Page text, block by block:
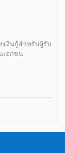
เงินกู้สำหรับผู้รับ
เอกชน